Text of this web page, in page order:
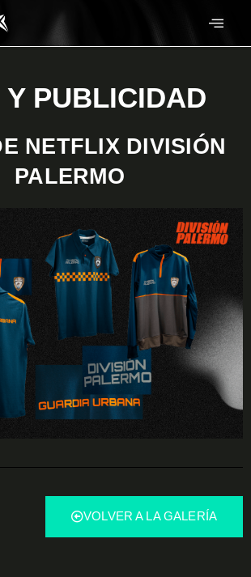
Y PUBLICIDAD
NETFLIX DIVISIÓN
PALERMO
VOLVER A LA GALERÍA